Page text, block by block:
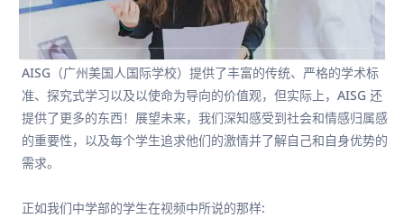
AISG（广州美国人国际学校）提供了丰富的传统、严格的学术标
准、探究式学习以及以使命为导向的价值观，但实际上，AISG 还
提供了更多的东西！展望未来，我们深知感受到社会和情感归属感
的重要性，以及每个学生追求他们的激情并了解自己和自身优势的
需求。
正如我们中学部的学生在视频中所说的那样: